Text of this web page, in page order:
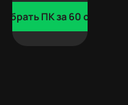
ПК за 60 сек